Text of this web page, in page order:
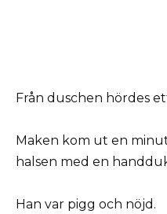
Från duschen hördes
Maken kom ut en
halsen med en
Han var pigg och nöjd.